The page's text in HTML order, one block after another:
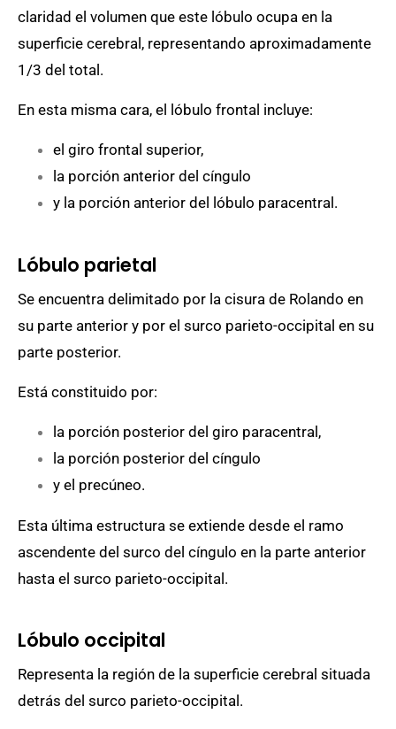
claridad el volumen que este lóbulo ocupa en la
superficie cerebral, representando aproximadamente
1/3 del total.
En esta misma cara, el lóbulo frontal incluye:
el giro frontal superior,
la porción anterior del cíngulo
y la porción anterior del lóbulo paracentral.
Lóbulo parietal
Se encuentra delimitado por la cisura de Rolando en
su parte anterior y por el surco parieto-occipital en su
parte posterior.
Está constituido por:
la porción posterior del giro paracentral,
la porción posterior del cíngulo
y el precúneo.
Esta última estructura se extiende desde el ramo
ascendente del surco del cíngulo en la parte anterior
hasta el surco parieto-occipital.
Lóbulo occipital
Representa la región de la superficie cerebral situada
detrás del surco parieto-occipital.